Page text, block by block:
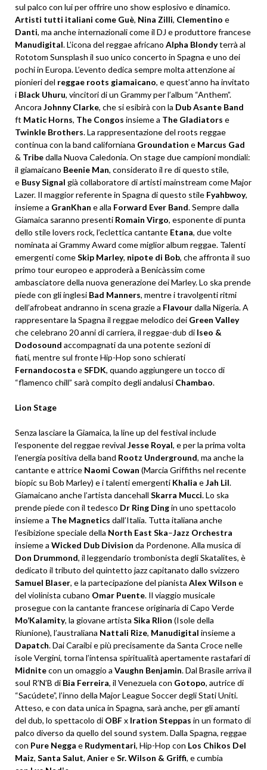
sul palco con lui per offrire uno show esplosivo e dinamico.
Artisti tutti italiani come Guè, Nina Zilli, Clementino e
Danti, ma anche internazionali come il DJ e produttore francese
Manudigital. L’icona del reggae africano Alpha Blondyterrà al
Rototom Sunsplash il suo unico concerto in Spagna e uno dei
pochi in Europa. L’evento dedica sempre molta attenzione ai
pionieri del reggae roots giamaicano, e quest’anno ha invitato
i Black Uhuru, vincitori di un Grammy per l’album “Anthem”.
Ancora Johnny Clarke, che si esibirà con la DubAsante Band
ft Matic Horns, The Congos insieme a The Gladiators e
Twinkle Brothers. La rappresentazione del roots reggae
continua con la band californiana Groundation e Marcus Gad
& Tribedalla Nuova Caledonia. On stage due campioni mondiali:
il giamaicano Beenie Man, considerato il re di questo stile,
e BusySignal già collaboratore di artisti mainstream come Major
Lazer. Il maggior referente in Spagna di questo stile Fyahbwoy,
insieme a GranKhan e alla Forward Ever Band. Sempre dalla
Giamaica saranno presenti Romain Virgo, esponente di punta
dello stile lovers rock, l’eclettica cantante Etana, due volte
nominata ai Grammy Award come miglior album reggae. Talenti
emergenti comeSkip Marley, nipote di Bob, che affronta il suo
primo tour europeo e approderà a Benicàssim come
ambasciatore della nuova generazione dei Marley. Lo ska prende
piede con gli inglesi Bad Manners, mentre i travolgenti ritmi
dell’afrobeat andranno in scena grazie a Flavourdalla Nigeria. A
rappresentare la Spagna il reggae melodico dei Green Valley
che celebrano 20 anni di carriera, il reggae-dub di Iseo &
Dodosound accompagnati da una potente sezioni di
fiati, mentre sul fronte Hip-Hop sono schierati
Fernandocosta eSFDK, quando aggiungere un tocco di
“flamenco chill” sarà compito degli andalusi Chambao.
Lion Stage
Senza lasciare la Giamaica, la line up del festival include
l’esponente del reggae revival Jesse Royal, e per la prima volta
l’energia positiva della band Rootz Underground, ma anche la
cantante e attrice Naomi Cowan (Marcia Griffiths nel recente
biopic su Bob Marley) e i talenti emergenti Khalia eJah Lil.
Giamaicano anche l’artista dancehall Skarra Mucci. Lo ska
prende piede con il tedesco Dr Ring Dingin uno spettacolo
insieme a The Magnetics dall’Italia. Tutta italiana anche
l’esibizione speciale della North East Ska–Jazz Orchestra
insieme a Wicked Dub Division da Pordenone. Alla musica di
Don Drummond, il leggendario trombonista degli Skatalites, è
dedicato il tributo del quintetto jazz capitanato dallo svizzero
Samuel Blaser, e la partecipazione del pianista Alex Wilson e
del violinista cubano Omar Puente. Il viaggio musicale
prosegue con la cantante francese originaria di Capo Verde
Mo’Kalamity, la giovane artista Sika Rlion (Isole della
Riunione), l’australiana Nattali Rize, Manudigital insieme a
Dapatch. Dai Caraibi e più precisamente da Santa Croce nelle
isole Vergini, torna l’intensa spiritualità apertamente rastafari di
Midnitecon un omaggio a Vaughn Benjamin. Dal Brasile arriva il
soul R’N’B di Bia Ferreira, il Venezuela con Gotopo, autrice di
“Sacúdete”, l’inno della Major League Soccer degli Stati Uniti.
Atteso, e con data unica in Spagna, sarà anche, per gli amanti
del dub, lo spettacolo di OBFx Iration Steppas in un formato di
palco diverso da quello del sound system. Dalla Spagna, reggae
con Pure Negga e Rudymentari, Hip-Hop con Los Chikos Del
Maiz, Santa Salut, AniereSr. Wilson & Griffi, e cumbia